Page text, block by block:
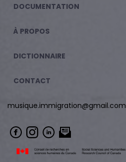
DOCUMENTATION
À PROPOS
DICTIONNAIRE
CONTACT
musique.immigration@gmail.com